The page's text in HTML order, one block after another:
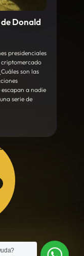
Donald
presidenciales
criptomercado
son las
escapan a nadie
serie de